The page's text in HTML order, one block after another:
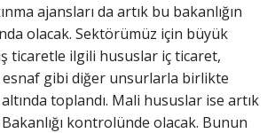
ajansları da artık bu bakanlığın
olacak. Sektörümüz için büyük
ticaretle ilgili hususlar iç ticaret,
gibi diğer unsurlarla birlikte
toplandı. Mali hususlar ise artık
kontrolünde olacak. Bunun